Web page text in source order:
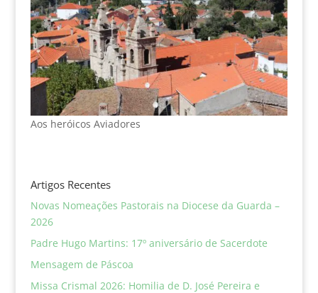
Aos heróicos Aviadores
Artigos Recentes
Novas Nomeações Pastorais na Diocese da Guarda –
2026
Padre Hugo Martins: 17º aniversário de Sacerdote
Mensagem de Páscoa
Missa Crismal 2026: Homilia de D. José Pereira e